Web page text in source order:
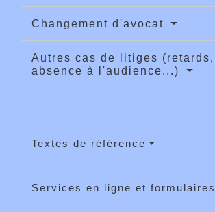
Changement d'avocat
Autres cas de litiges (retards,
absence à l'audience...)
Textes de référence
Services en ligne et formulaires